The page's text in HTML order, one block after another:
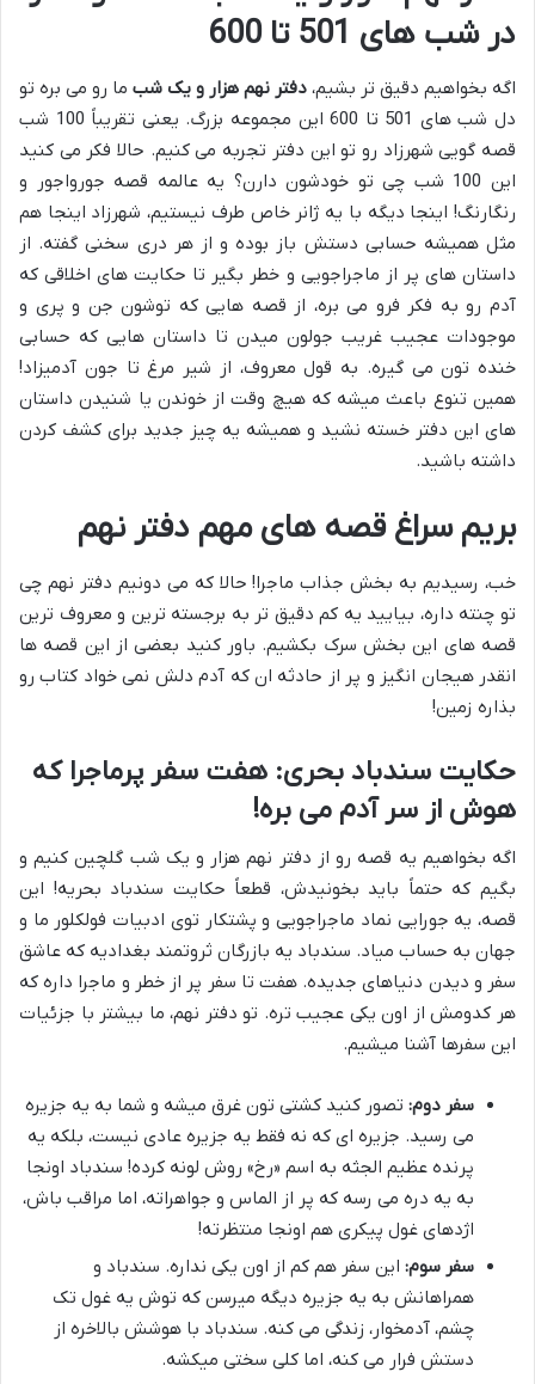
در شب های 501 تا 600
اگه بخواهیم دقیق تر بشیم، دفتر نهم هزار و یک شب ما رو می بره تو
دل شب های 501 تا 600 این مجموعه بزرگ. یعنی تقریباً 100 شب
قصه گویی شهرزاد رو تو این دفتر تجربه می کنیم. حالا فکر می کنید
این 100 شب چی تو خودشون دارن؟ یه عالمه قصه جورواجور و
رنگارنگ! اینجا دیگه با یه ژانر خاص طرف نیستیم، شهرزاد اینجا هم
مثل همیشه حسابی دستش باز بوده و از هر دری سخنی گفته. از
داستان های پر از ماجراجویی و خطر بگیر تا حکایت های اخلاقی که
آدم رو به فکر فرو می بره، از قصه هایی که توشون جن و پری و
موجودات عجیب غریب جولون میدن تا داستان هایی که حسابی
خنده تون می گیره. به قول معروف، از شیر مرغ تا جون آدمیزاد!
همین تنوع باعث میشه که هیچ وقت از خوندن یا شنیدن داستان
های این دفتر خسته نشید و همیشه یه چیز جدید برای کشف کردن
داشته باشید.
بریم سراغ قصه های مهم دفتر نهم
خب، رسیدیم به بخش جذاب ماجرا! حالا که می دونیم دفتر نهم چی
تو چنته داره، بیایید یه کم دقیق تر به برجسته ترین و معروف ترین
قصه های این بخش سرک بکشیم. باور کنید بعضی از این قصه ها
انقدر هیجان انگیز و پر از حادثه ان که آدم دلش نمی خواد کتاب رو
بذاره زمین!
حکایت سندباد بحری: هفت سفر پرماجرا که
هوش از سر آدم می بره!
اگه بخواهیم یه قصه رو از دفتر نهم هزار و یک شب گلچین کنیم و
بگیم که حتماً باید بخونیدش، قطعاً حکایت سندباد بحریه! این
قصه، یه جورایی نماد ماجراجویی و پشتکار توی ادبیات فولکلور ما و
جهان به حساب میاد. سندباد یه بازرگان ثروتمند بغدادیه که عاشق
سفر و دیدن دنیاهای جدیده. هفت تا سفر پر از خطر و ماجرا داره که
هر کدومش از اون یکی عجیب تره. تو دفتر نهم، ما بیشتر با جزئیات
این سفرها آشنا میشیم.
سفر دوم: تصور کنید کشتی تون غرق میشه و شما به یه جزیره
می رسید. جزیره ای که نه فقط یه جزیره عادی نیست، بلکه یه
پرنده عظیم الجثه به اسم «رخ» روش لونه کرده! سندباد اونجا
به یه دره می رسه که پر از الماس و جواهراته، اما مراقب باش،
اژدهای غول پیکری هم اونجا منتظرته!
سفر سوم: این سفر هم کم از اون یکی نداره. سندباد و
همراهانش به یه جزیره دیگه میرسن که توش یه غول تک
چشم، آدمخوار، زندگی می کنه. سندباد با هوشش بالاخره از
دستش فرار می کنه، اما کلی سختی میکشه.